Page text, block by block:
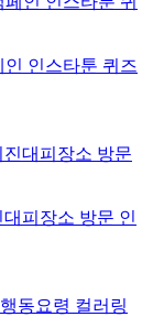
인스타툰 퀴즈
피장소 방문 인